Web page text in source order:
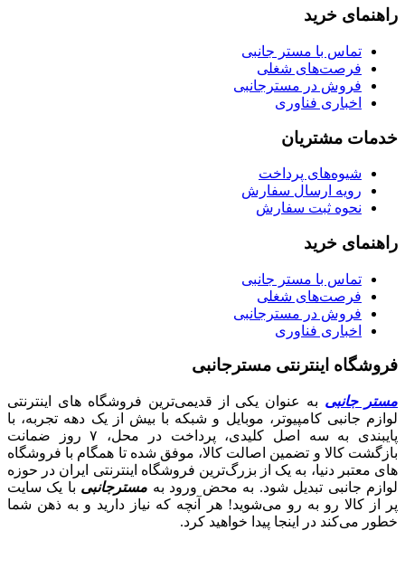
راهنمای خرید
تماس با مستر جانبی
فرصت‌های شغلی
فروش در مسترجانبی
اخباری فناوری
خدمات مشتریان
شیوه‌های پرداخت
رویه ارسال سفارش
نحوه ثبت سفارش
راهنمای خرید
تماس با مستر جانبی
فرصت‌های شغلی
فروش در مسترجانبی
اخباری فناوری
فروشگاه اینترنتی مسترجانبی
مستر جانبی به عنوان یکی از قدیمی‌ترین فروشگاه های اینترنتی
لوازم جانبی کامپیوتر، موبایل و شبکه با بیش از یک دهه تجربه، با
پایبندی به سه اصل کلیدی، پرداخت در محل، ۷ روز ضمانت
بازگشت کالا و تضمین اصالت کالا، موفق شده تا همگام با فروشگاه‌
های معتبر دنیا، به یک از بزرگ‌ترین فروشگاه اینترنتی ایران در حوزه
لوازم جانبی تبدیل شود. به محض ورود به مسترجانبی با یک سایت
پر از کالا رو به رو می‌شوید! هر آنچه که نیاز دارید و به ذهن شما
خطور می‌کند در اینجا پیدا خواهید کرد.